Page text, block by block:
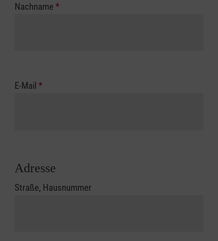
Nachname *
E-Mail *
Adresse
Straße, Hausnummer